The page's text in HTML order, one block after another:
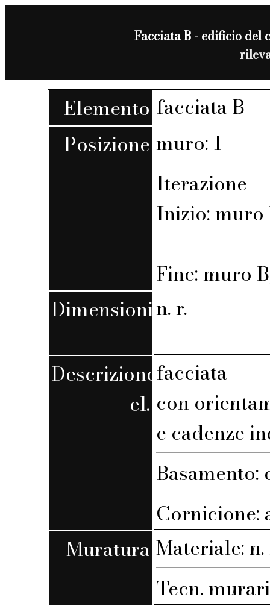
Facciata B - edificio del
Elemento facciata B
Posizione muro: 1
Iterazione
Inizio: muro
Fine: muro
Dimensionin. r.
Descrizione
el.
facciata
con
e cadenze
Cornicione:
Muratura Materiale: n.
Tecn.